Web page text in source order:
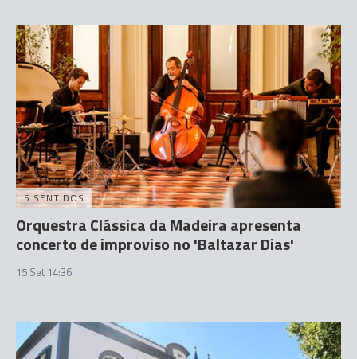
5 SENTIDOS
Orquestra Clássica da Madeira apresenta
concerto de improviso no 'Baltazar Dias'
15 Set 14:36